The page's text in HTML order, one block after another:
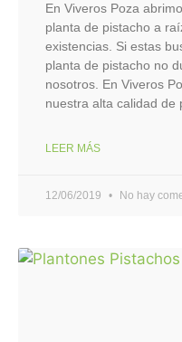
En Viveros Poza
planta de pistacho a
existencias. Si estas
planta de pistacho no
nosotros. En Viveros
nuestra alta calidad de
LEER MÁS
12/06/2019 No hay